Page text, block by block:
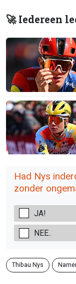
🚀 Iedereen
Had Nys
zonder
JA!
NEE..
Thibau Nys